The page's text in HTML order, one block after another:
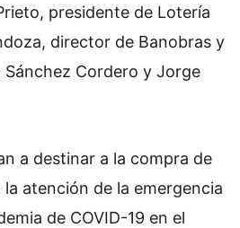
presidente de Lotería
director de Banobras y
Sánchez Cordero y Jorge
a destinar a la compra de
atención de la emergencia
de COVID-19 en el